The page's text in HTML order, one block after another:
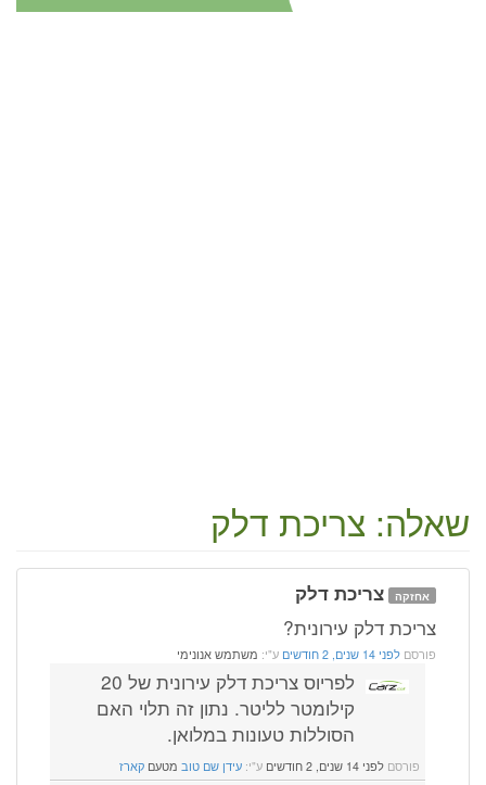
שאלה: צריכת דלק
אחזקה צריכת דלק
צריכת דלק עירונית?
פורסם לפני 14 שנים, 2 חודשים ע"י: משתמש אנונימי
לפריוס צריכת דלק עירונית של 20
קילומטר לליטר. נתון זה תלוי האם
הסוללות טעונות במלואן.
פורסם לפני 14 שנים, 2 חודשים ע"י: עידן שם טוב מטעם קארז